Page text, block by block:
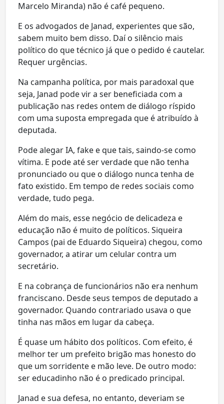
Marcelo Miranda) não é café pequeno.
E os advogados de Janad, experientes que são,
sabem muito bem disso. Daí o silêncio mais
político do que técnico já que o pedido é cautelar.
Requer urgências.
Na campanha política, por mais paradoxal que
seja, Janad pode vir a ser beneficiada com a
publicação nas redes ontem de diálogo ríspido
com uma suposta empregada que é atribuído à
deputada.
Pode alegar IA, fake e que tais, saindo-se como
vítima. E pode até ser verdade que não tenha
pronunciado ou que o diálogo nunca tenha de
fato existido. Em tempo de redes sociais como
verdade, tudo pega.
Além do mais, esse negócio de delicadeza e
educação não é muito de políticos. Siqueira
Campos (pai de Eduardo Siqueira) chegou, como
governador, a atirar um celular contra um
secretário.
E na cobrança de funcionários não era nenhum
franciscano. Desde seus tempos de deputado a
governador. Quando contrariado usava o que
tinha nas mãos em lugar da cabeça.
É quase um hábito dos políticos. Com efeito, é
melhor ter um prefeito brigão mas honesto do
que um sorridente e mão leve. De outro modo:
ser educadinho não é o predicado principal.
Janad e sua defesa, no entanto, deveriam se